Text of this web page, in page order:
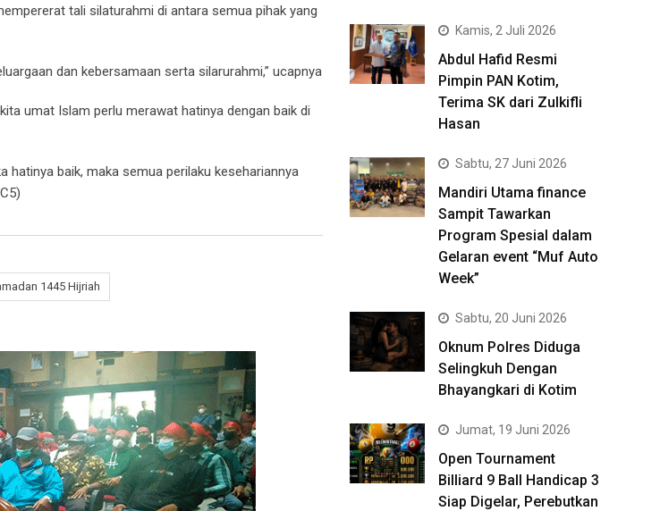
tali silaturahmi di antara semua pihak yang
dan kebersamaan serta silarurahmi,” ucapnya
umat Islam perlu merawat hatinya dengan baik di
hatinya baik, maka semua perilaku kesehariannya
1445 Hijriah
Kamis, 2 Juli 2026
Abdul Hafid Resmi
Pimpin PAN Kotim,
Terima SK dari Zulkifli
Hasan
Sabtu, 27 Juni 2026
Mandiri Utama finance
Sampit Tawarkan
Program Spesial dalam
Gelaran event “Muf Auto
Week”
Sabtu, 20 Juni 2026
Oknum Polres Diduga
Selingkuh Dengan
Bhayangkari di Kotim
Jumat, 19 Juni 2026
Open Tournament
Billiard 9 Ball Handicap 3
Siap Digelar, Perebutkan